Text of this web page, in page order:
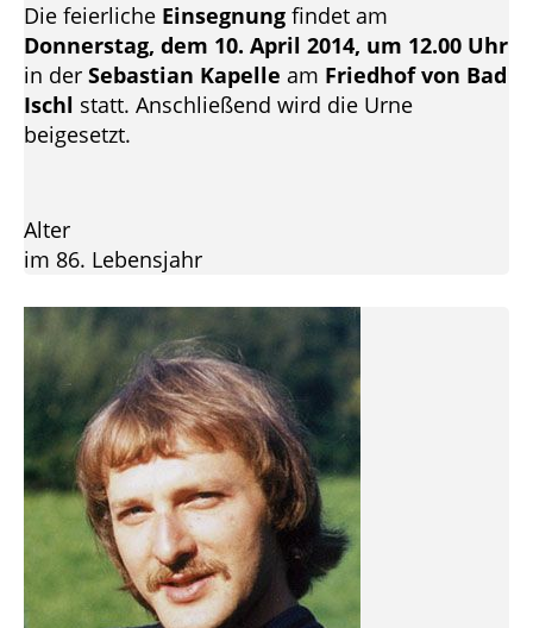
Die feierliche Einsegnung findet am
Donnerstag, dem 10. April 2014, um 12.00 Uhr
in der Sebastian Kapelle am Friedhof von Bad
Ischl statt. Anschließend wird die Urne
beigesetzt.
Alter
im 86. Lebensjahr